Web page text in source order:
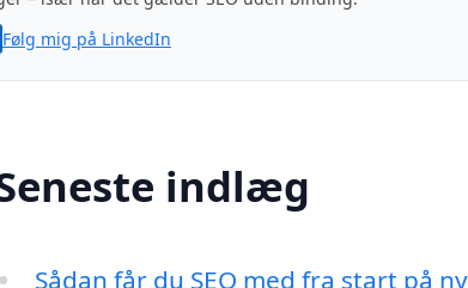
Følg mig på LinkedIn
indlæg
Sådan får du SEO med fra start på ny